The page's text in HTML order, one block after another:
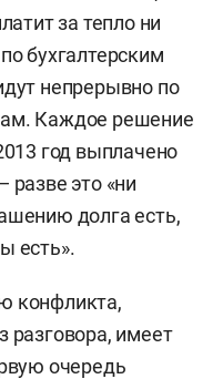
за тепло ни
бухгалтерским
непрерывно по
Каждое решение
год выплачено
разве это «ни
долга есть,
есть».
конфликта,
разговора, имеет
очередь